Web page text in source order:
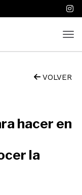
VOLVER
hacer en
la